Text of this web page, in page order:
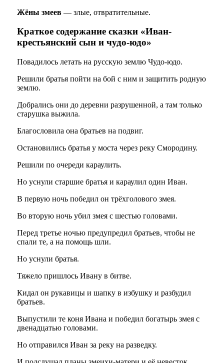
Жёны змеев— злые, отвратительные.
Краткое содержание сказки «Иван-
крестьянский сын и чудо-юдо»
Повадилось летать на русскую землю Чудо-юдо.
Решили братья пойти на бой с ним и защитить родную
землю.
Добрались они до деревни разрушенной, а там только
старушка выжила.
Благословила она братьев на подвиг.
Остановились братья у моста через реку Смородину.
Решили по очереди караулить.
Но уснули старшие братья и караулил один Иван.
В первую ночь победил он трёхголового змея.
Во вторую ночь убил змея с шестью головами.
Перед третье ночью предупредил братьев, чтобы не
спали те, а на помощь шли.
Но уснули братья.
Тяжело пришлось Ивану в битве.
Кидал он рукавицы и шапку в избушку и разбудил
братьев.
Выпустили те коня Ивана и победил богатырь змея с
двенадцатью головами.
Но отправился Иван за реку на разведку.